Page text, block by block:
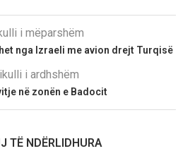
i mëparshëm
nga Izraeli me avion drejt Turqisë
i ardhshëm
në zonën e Badocit
TË NDËRLIDHURA